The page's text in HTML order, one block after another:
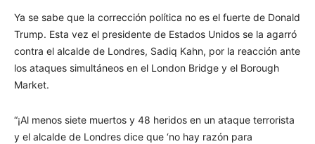
Ya se sabe que la corrección política no es el fuerte de Donald
Trump. Esta vez el presidente de Estados Unidos se la agarró
contra el alcalde de Londres, Sadiq Kahn, por la reacción ante
los ataques simultáneos en el London Bridge y el Borough
Market.
“¡Al menos siete muertos y 48 heridos en un ataque terrorista
y el alcalde de Londres dice que ‘no hay razón para